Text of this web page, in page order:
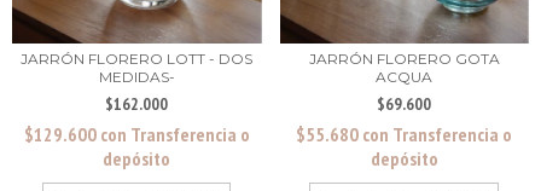
JARRÓN FLORERO LOTT - DOS
MEDIDAS-
$162.000
$129.600 con Transferencia o
depósito
JARRÓN FLORERO GOTA
ACQUA
$69.600
$55.680 con Transferencia o
depósito